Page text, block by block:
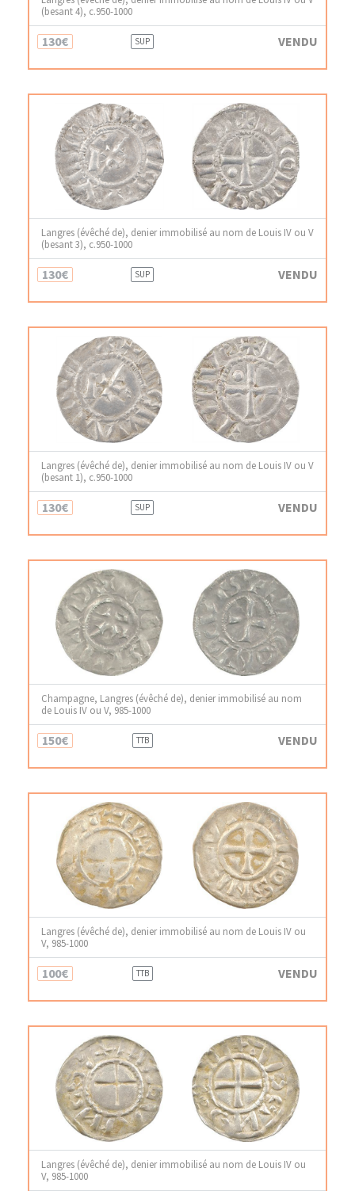
(besant 4), c.950-1000
130€ SUP VENDU
Langres (évêché de), denier immobilisé au nom de Louis IV ou V
(besant 3), c.950-1000
130€ SUP VENDU
Langres (évêché de), denier immobilisé au nom de Louis IV ou V
(besant 1), c.950-1000
130€ SUP VENDU
Champagne, Langres (évêché de), denier immobilisé au nom
de Louis IV ou V, 985-1000
150€ TTB VENDU
Langres (évêché de), denier immobilisé au nom de Louis IV ou
V, 985-1000
100€ TTB VENDU
Langres (évêché de), denier immobilisé au nom de Louis IV ou
V, 985-1000